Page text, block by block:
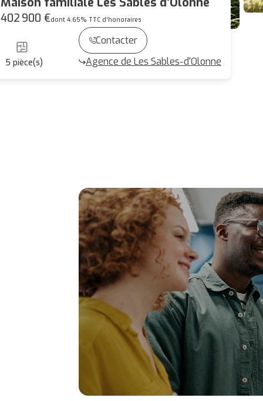
402 900 €dont 4.65% TTC d'honoraires
5 pièce(s)
Contacter
Agence de Les Sables-d'Olonne